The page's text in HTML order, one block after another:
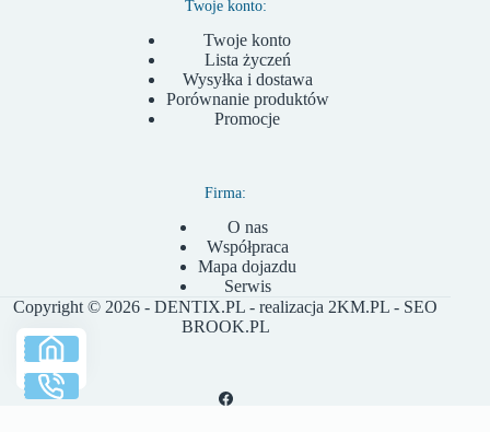
Twoje konto:
Twoje konto
Lista życzeń
Wysyłka i dostawa
Porównanie produktów
Promocje
Firma:
O nas
Współpraca
Mapa dojazdu
Serwis
Copyright © 2026 - DENTIX.PL - realizacja 2KM.PL - SEO
BROOK.PL